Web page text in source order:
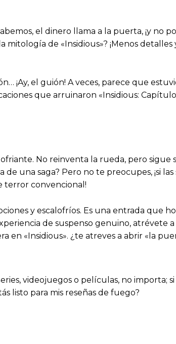
el dinero llama a la puerta, ¡y no
de «Insidious»? ¡Menos
¡Ay, el guión! A veces, parece que
que arruinaron «Insidious:
No reinventa la rueda, pero
una saga? Pero no te preocupes, ¡si las
terror convencional!
y escalofríos. Es una entrada que
de suspenso genuino, atrévete
«Insidious». ¿te atreves a abrir «la
videojuegos o películas, no importa;
listo para mis reseñas de fuego?